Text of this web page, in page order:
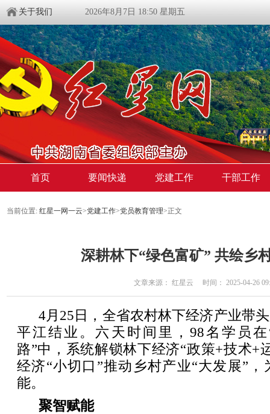
关于我们 2026年8月7日 18:50 星期五
首页 要闻快递 党建工作 干部工作
当前位置: 红星一网一云>党建工作>党员教育管理>正文
深耕林下“绿色富矿” 共绘乡
文章来源： 红星云 时间： 2025-04-26
4月25日，全省农村林下经济产业带
平江结业。六天时间里，98名学员
路”中，系统解锁林下经济“政策+技术+
经济“小切口”推动乡村产业“大发展”
能。
聚智赋能